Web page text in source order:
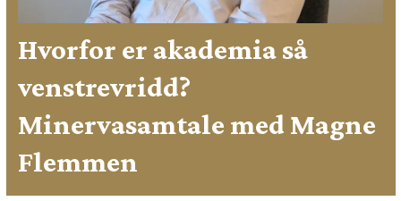
Hvorfor er akademia så
venstrevridd?
Minervasamtale med Magne
Flemmen